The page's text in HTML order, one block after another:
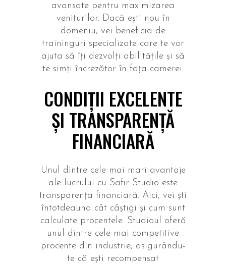
avansate pentru maximizarea
veniturilor. Dacă ești nou în
domeniu, vei beneficia de
traininguri specializate care te vor
ajuta să îți dezvolți abilitățile și să
te simți încrezător în fața camerei.
CONDIȚII EXCELENTE
ȘI TRANSPARENȚĂ
FINANCIARĂ
Unul dintre cele mai mari avantaje
ale lucrului cu Safir Studio este
transparența financiară. Aici, vei ști
întotdeauna cât câștigi și cum sunt
calculate procentele. Studioul oferă
unul dintre cele mai competitive
procente din industrie, asigurându-
te că ești recompensat